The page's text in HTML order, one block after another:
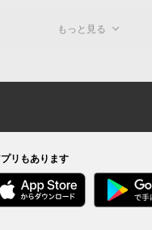
もっと見る
リもあります